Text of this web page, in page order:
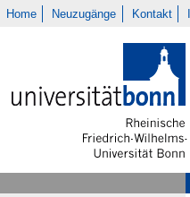
Home Neuzugänge Kontakt